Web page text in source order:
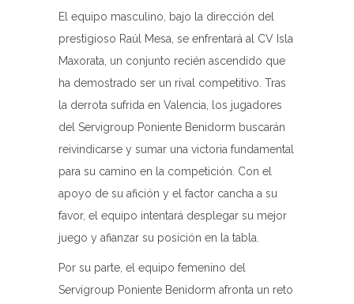
El equipo masculino, bajo la dirección del
prestigioso Raúl Mesa, se enfrentará al CV Isla
Maxorata, un conjunto recién ascendido que
ha demostrado ser un rival competitivo. Tras
la derrota sufrida en Valencia, los jugadores
del Servigroup Poniente Benidorm buscarán
reivindicarse y sumar una victoria fundamental
para su camino en la competición. Con el
apoyo de su afición y el factor cancha a su
favor, el equipo intentará desplegar su mejor
juego y afianzar su posición en la tabla.
Por su parte, el equipo femenino del
Servigroup Poniente Benidorm afronta un reto